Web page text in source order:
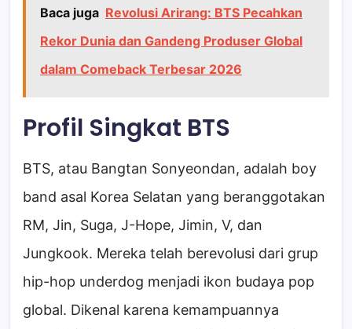
Baca juga Revolusi Arirang: BTS Pecahkan
Rekor Dunia dan Gandeng Produser Global
dalam Comeback Terbesar 2026
Profil Singkat BTS
BTS, atau Bangtan Sonyeondan, adalah boy
band asal Korea Selatan yang beranggotakan
RM, Jin, Suga, J-Hope, Jimin, V, dan
Jungkook. Mereka telah berevolusi dari grup
hip-hop underdog menjadi ikon budaya pop
global. Dikenal karena kemampuannya